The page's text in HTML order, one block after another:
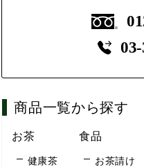
商品一覧から探す
お茶
健康茶
食品
お茶請け